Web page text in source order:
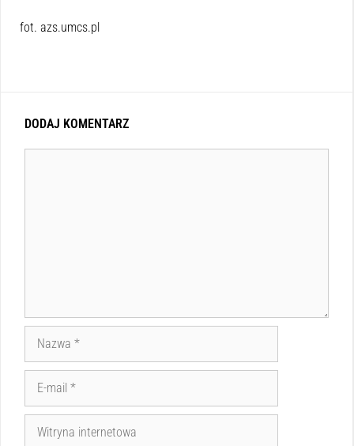
fot. azs.umcs.pl
DODAJ KOMENTARZ